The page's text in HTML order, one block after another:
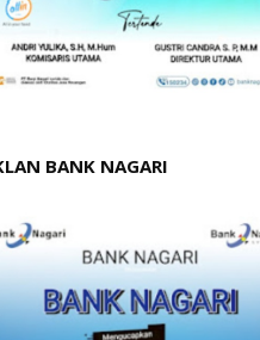
BANK NAGARI